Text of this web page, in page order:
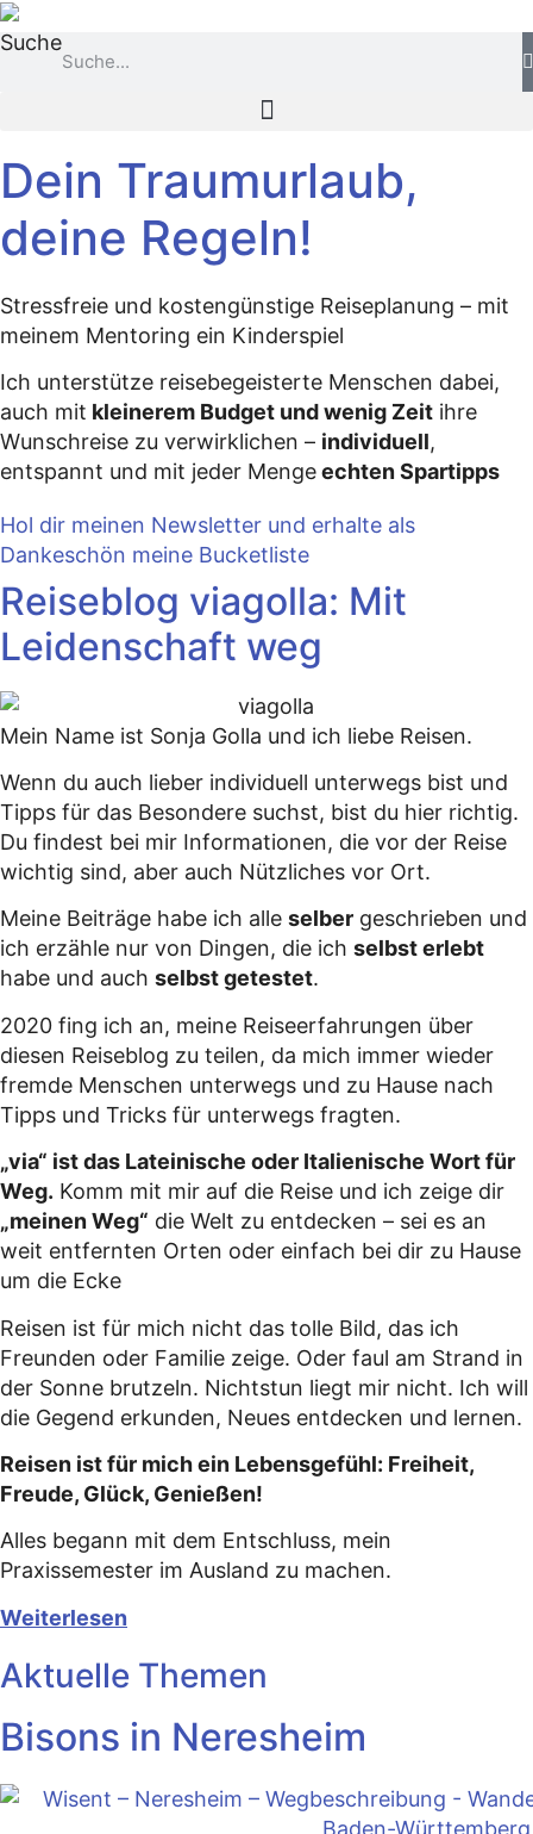
Zum
Inhalt
springen
Suche
Dein Traumurlaub,
deine Regeln!
Stressfreie und kostengünstige Reiseplanung – mit
meinem Mentoring ein Kinderspiel
Ich unterstütze reisebegeisterte Menschen dabei,
auch mit kleinerem Budget und wenig Zeit ihre
Wunschreise zu verwirklichen – individuell,
entspannt und mit jeder Mengeechten Spartipps
Hol dir meinen Newsletter und erhalte als
Dankeschön meine Bucketliste
Reiseblog viagolla: Mit
Leidenschaft weg
Mein Name ist Sonja Golla und ich liebe Reisen.
Wenn du auch lieber individuell unterwegs bist und
Tipps für das Besondere suchst, bist du hier richtig.
Du findest bei mir Informationen, die vor der Reise
wichtig sind, aber auch Nützliches vor Ort.
Meine Beiträge habe ich alle selber geschrieben und
ich erzähle nur von Dingen, die ich selbst erlebt
habe und auch selbst getestet.
2020 fing ich an, meine Reiseerfahrungen über
diesen Reiseblog zu teilen, da mich immer wieder
fremde Menschen unterwegs und zu Hause nach
Tipps und Tricks für unterwegs fragten.
„via“ ist das Lateinische oder Italienische Wort für
Weg. Komm mit mir auf die Reise und ich zeige dir
„meinen Weg“ die Welt zu entdecken – sei es an
weit entfernten Orten oder einfach bei dir zu Hause
um die Ecke
Reisen ist für mich nicht das tolle Bild, das ich
Freunden oder Familie zeige. Oder faul am Strand in
der Sonne brutzeln. Nichtstun liegt mir nicht. Ich will
die Gegend erkunden, Neues entdecken und lernen.
Reisen ist für mich ein Lebensgefühl: Freiheit,
Freude, Glück, Genießen!
Alles begann mit dem Entschluss, mein
Praxissemester im Ausland zu machen.
Weiterlesen
Aktuelle Themen
Bisons in Neresheim